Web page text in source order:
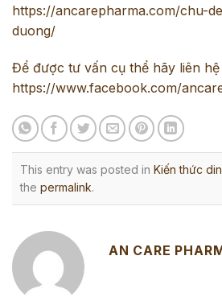
https://ancarepharma.com/chu-
duong/
Để được tư vấn cụ thể hãy liên
https://www.facebook.com/
This entry was posted in Kiến thức
the permalink.
AN CARE